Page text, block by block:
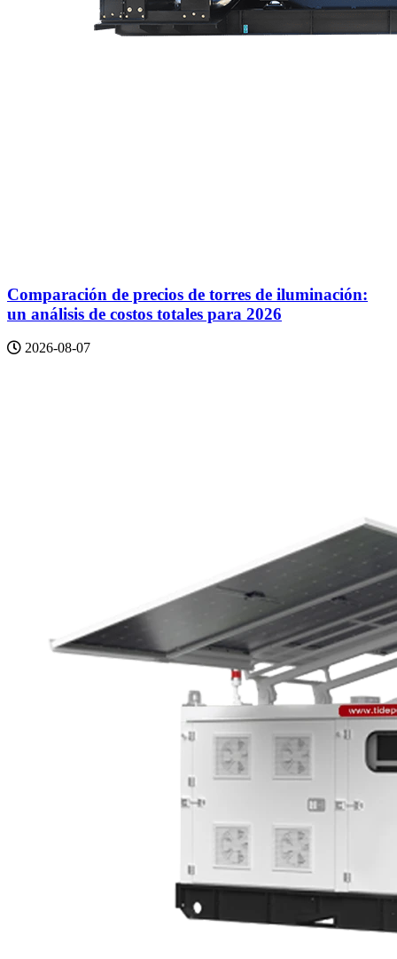
Comparación de precios de torres de iluminación:
un análisis de costos totales para 2026
2026-08-07